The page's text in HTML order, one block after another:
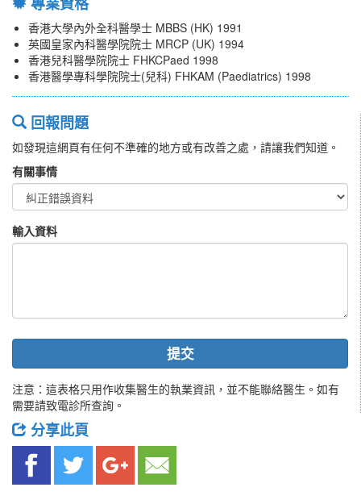
香港大學內外全科醫學士 MBBS (HK) 1991
英國皇家內科醫學院院士 MRCP (UK) 1994
香港兒科醫學院院士 FHKCPaed 1998
香港醫學專科學院院士(兒科) FHKAM (Paediatrics) 1998
回報問題
如發現這網頁有任何不準確的地方或有改善之處，請讓我們知道。
有關事情
輸入資料
提交
注意：這表格只用作收集醫生的執業資訊，並不能聯絡醫生。如有
需要請致電診所查詢。
分享此頁